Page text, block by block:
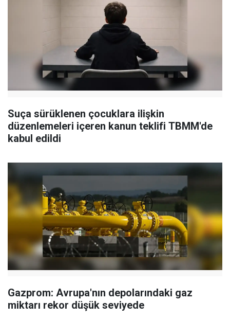
Suça sürüklenen çocuklara ilişkin
düzenlemeleri içeren kanun teklifi TBMM'de
kabul edildi
Gazprom: Avrupa'nın depolarındaki gaz
miktarı rekor düşük seviyede